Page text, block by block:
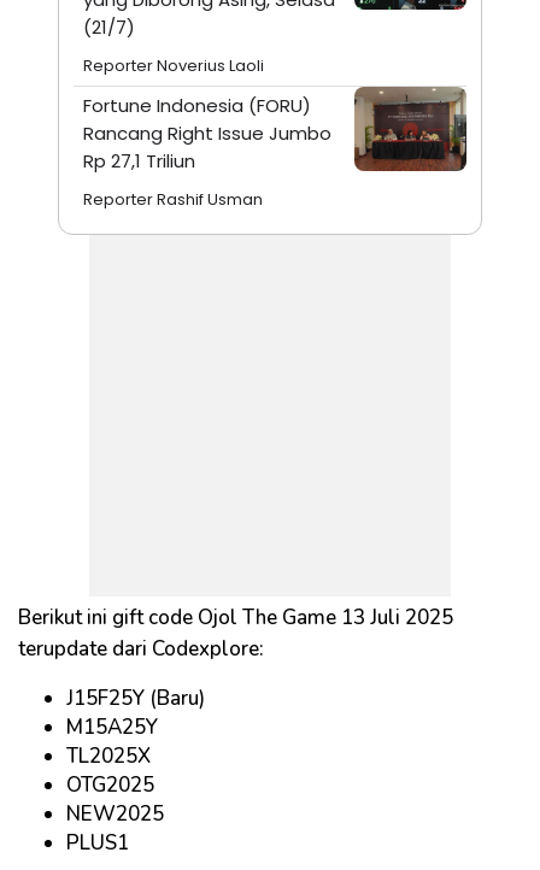
(21/7)
Reporter Noverius Laoli
Fortune Indonesia (FORU)
Rancang Right Issue Jumbo
Rp 27,1 Triliun
Reporter Rashif Usman
Berikut ini gift code Ojol The Game 13 Juli 2025
terupdate dari Codexplore:
J15F25Y (Baru)
M15A25Y
TL2025X
OTG2025
NEW2025
PLUS1